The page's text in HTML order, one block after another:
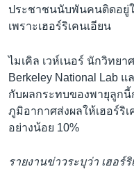
ประชาชนนับพันคนติดอยู่
เพราะเฮอร์ริเคนเอียน
ไมเคิล เวห์เนอร์ นักวิทย
Berkeley National Lab แ
กับผลกระทบของพายุลูกนี้
ภูมิอากาศส่งผลให้เฮอร์ริ
อย่างน้อย 10%
รายงานข่าวระบุว่า เฮอร์